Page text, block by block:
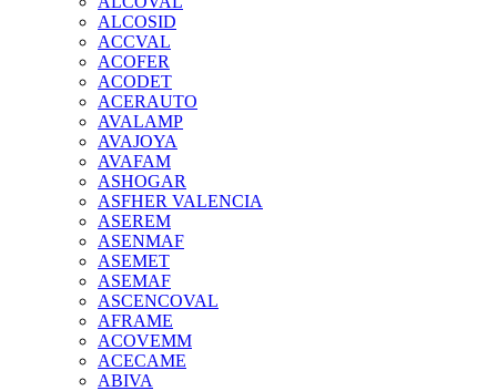
ALCOSID
ACCVAL
ACOFER
ACODET
ACERAUTO
AVALAMP
AVAJOYA
AVAFAM
ASHOGAR
ASFHER VALENCIA
ASEREM
ASENMAF
ASEMET
ASEMAF
ASCENCOVAL
AFRAME
ACOVEMM
ACECAME
ABIVA